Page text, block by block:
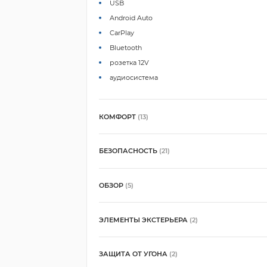
USB
Android Auto
CarPlay
Bluetooth
розетка 12V
аудиосистема
КОМФОРТ (13)
БЕЗОПАСНОСТЬ (21)
ОБЗОР (5)
ЭЛЕМЕНТЫ ЭКСТЕРЬЕРА (2)
ЗАЩИТА ОТ УГОНА (2)